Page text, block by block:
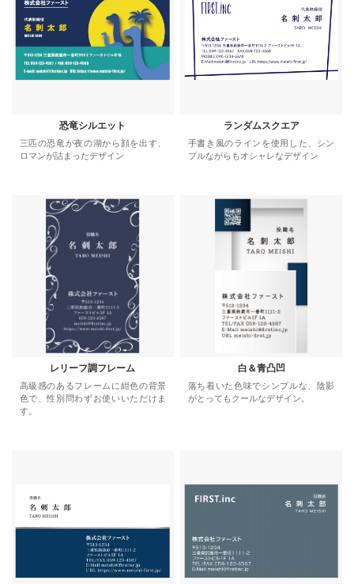
恐竜シルエット
三匹の恐竜が夜の湖から顔を出す、
ロマンが詰まったデザイン
ランダムスクエア
手書き風のラインを使用した、シン
プルながらもオシャレなデザイン
レリーフ調フレーム
高級感のあるフレームに紺色の背景
色で、性別問わずお使いいただけま
す。
白＆青凸凹
落ち着いた色味でシンプルな、陰影
がとってもクールなデザイン。